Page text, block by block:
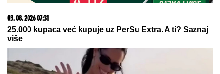
03. 08. 2026 07:31
25.000 kupaca već kupuje uz PerSu Extra. A ti? Saznaj
više